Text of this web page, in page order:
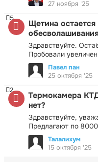
27 ноября '25
Щетина
Здравствуйте.
Пробовали
5
Павел пан
25 октября '25
Термокамера
нет?
Здравствуйте,
Предлагают по
2
Талалихум
15 октября '25